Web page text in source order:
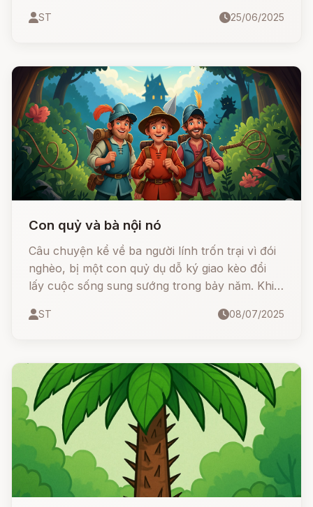
Đàm gặp đại hạn, thầy trò cùng nhau tìm cách
kịch đau lòng...
ST 25/06/2025
Con quỷ và bà nội nó
Câu chuyện kể về ba người lính trốn trại vì đói
nghèo, bị một con quỷ dụ dỗ ký giao kèo đổi
lấy cuộc sống sung sướng trong bảy năm. Khi
nhất để thoát thân: giải một câu đố quỷ quái.
ST 08/07/2025